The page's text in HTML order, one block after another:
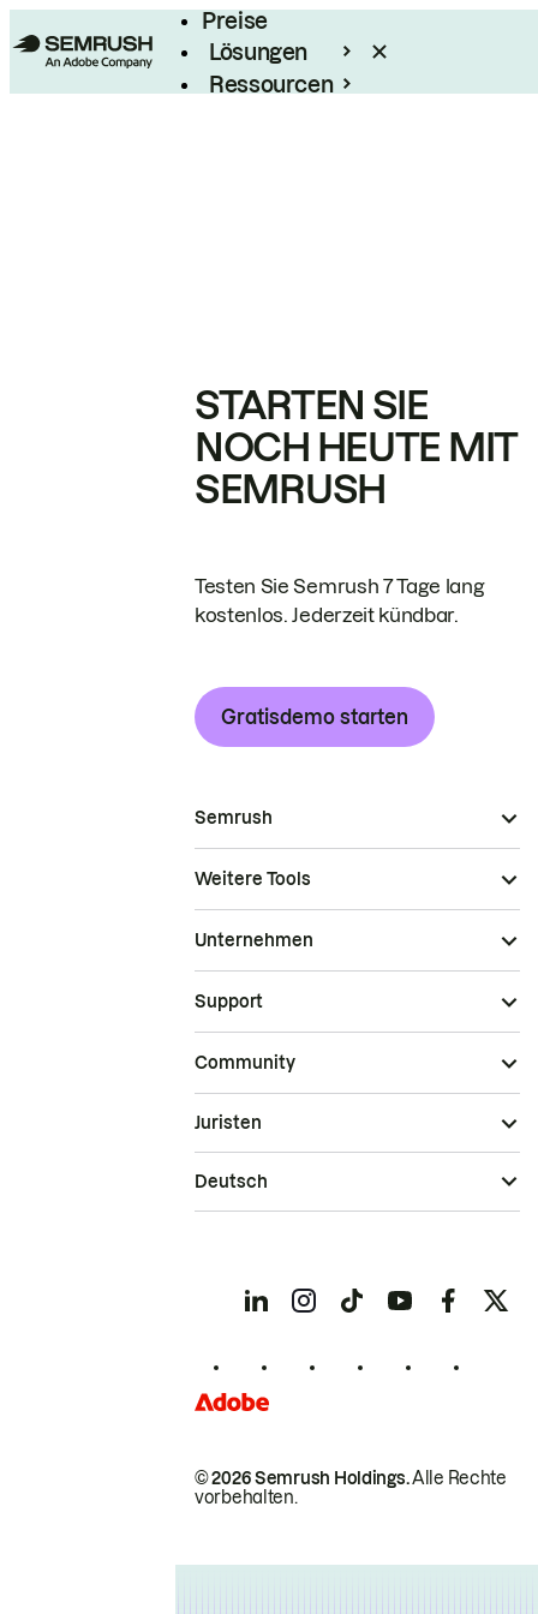
Preise
Lösungen
Ressourcen
STARTEN SIE
NOCH HEUTE MIT
SEMRUSH
Testen Sie Semrush 7 Tage lang
kostenlos. Jederzeit kündbar.
Gratisdemo starten
Semrush
Weitere Tools
Unternehmen
Support
Community
© 2026 Semrush Holdings.Alle Rechte
vorbehalten.
Juristen
Deutsch